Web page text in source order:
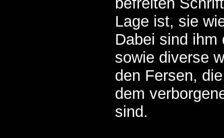
Lage ist, sie
Dabei sind ihm
sowie diverse
den Fersen,
dem
sind.